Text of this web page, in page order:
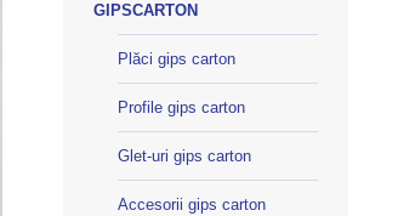
GIPSCARTON
Plăci gips carton
Profile gips carton
Glet-uri gips carton
Accesorii gips carton